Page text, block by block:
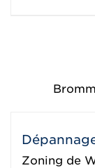
Zoning de